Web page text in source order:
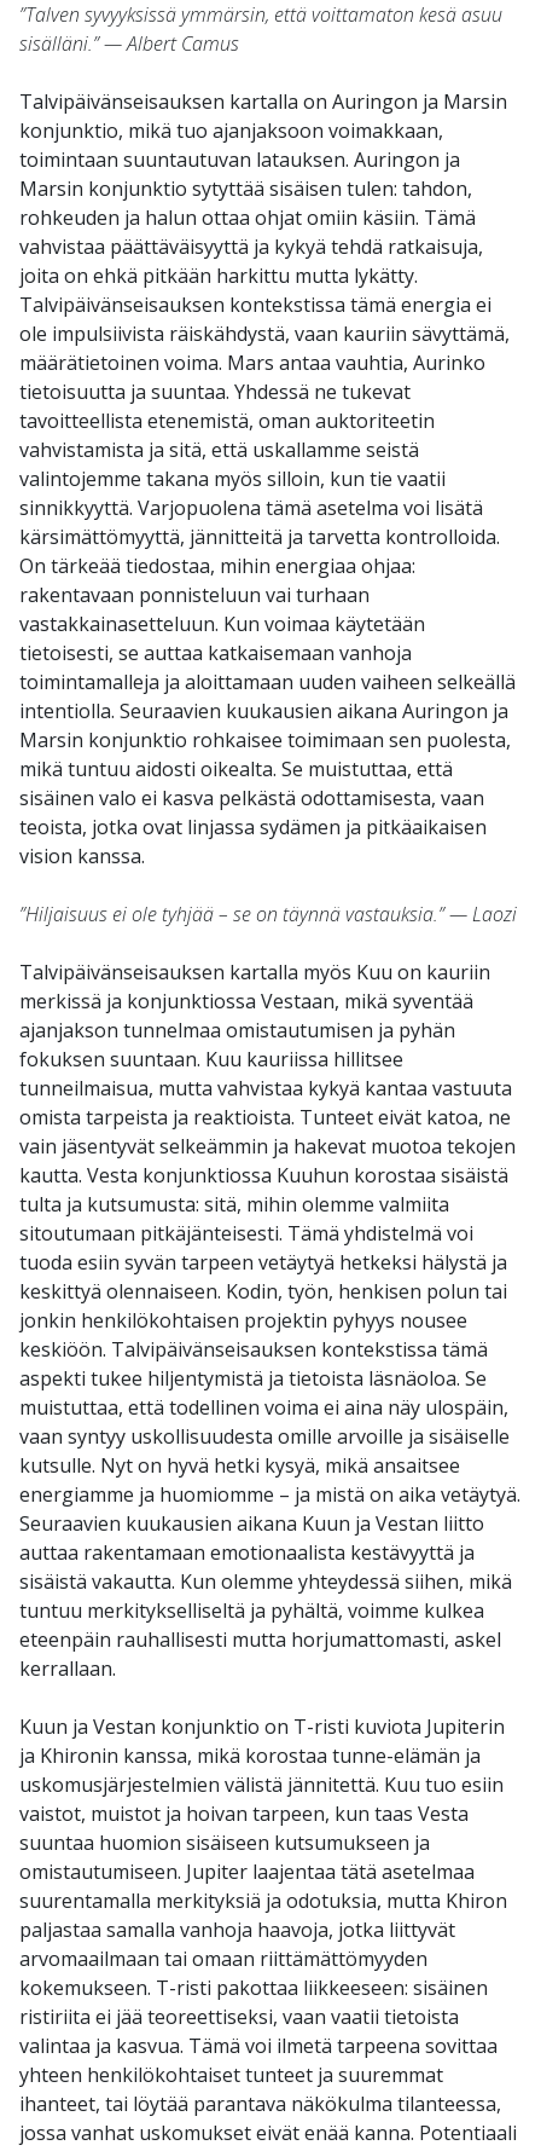
”Talven syvyyksissä ymmärsin, että voittamaton kesä asuu
sisälläni.” — Albert Camus
Talvipäivänseisauksen kartalla on Auringon ja Marsin
konjunktio, mikä tuo ajanjaksoon voimakkaan,
toimintaan suuntautuvan latauksen. Auringon ja
Marsin konjunktio sytyttää sisäisen tulen: tahdon,
rohkeuden ja halun ottaa ohjat omiin käsiin. Tämä
vahvistaa päättäväisyyttä ja kykyä tehdä ratkaisuja,
joita on ehkä pitkään harkittu mutta lykätty.
Talvipäivänseisauksen kontekstissa tämä energia ei
ole impulsiivista räiskähdystä, vaan kauriin sävyttämä,
määrätietoinen voima. Mars antaa vauhtia, Aurinko
tietoisuutta ja suuntaa. Yhdessä ne tukevat
tavoitteellista etenemistä, oman auktoriteetin
vahvistamista ja sitä, että uskallamme seistä
valintojemme takana myös silloin, kun tie vaatii
sinnikkyyttä. Varjopuolena tämä asetelma voi lisätä
kärsimättömyyttä, jännitteitä ja tarvetta kontrolloida.
On tärkeää tiedostaa, mihin energiaa ohjaa:
rakentavaan ponnisteluun vai turhaan
vastakkainasetteluun. Kun voimaa käytetään
tietoisesti, se auttaa katkaisemaan vanhoja
toimintamalleja ja aloittamaan uuden vaiheen selkeällä
intentiolla. Seuraavien kuukausien aikana Auringon ja
Marsin konjunktio rohkaisee toimimaan sen puolesta,
mikä tuntuu aidosti oikealta. Se muistuttaa, että
sisäinen valo ei kasva pelkästä odottamisesta, vaan
teoista, jotka ovat linjassa sydämen ja pitkäaikaisen
vision kanssa.
”Hiljaisuus ei ole tyhjää – se on täynnä vastauksia.” — Laozi
Talvipäivänseisauksen kartalla myös Kuu on kauriin
merkissä ja konjunktiossa Vestaan, mikä syventää
ajanjakson tunnelmaa omistautumisen ja pyhän
fokuksen suuntaan. Kuu kauriissa hillitsee
tunneilmaisua, mutta vahvistaa kykyä kantaa vastuuta
omista tarpeista ja reaktioista. Tunteet eivät katoa, ne
vain jäsentyvät selkeämmin ja hakevat muotoa tekojen
kautta. Vesta konjunktiossa Kuuhun korostaa sisäistä
tulta ja kutsumusta: sitä, mihin olemme valmiita
sitoutumaan pitkäjänteisesti. Tämä yhdistelmä voi
tuoda esiin syvän tarpeen vetäytyä hetkeksi hälystä ja
keskittyä olennaiseen. Kodin, työn, henkisen polun tai
jonkin henkilökohtaisen projektin pyhyys nousee
keskiöön. Talvipäivänseisauksen kontekstissa tämä
aspekti tukee hiljentymistä ja tietoista läsnäoloa. Se
muistuttaa, että todellinen voima ei aina näy ulospäin,
vaan syntyy uskollisuudesta omille arvoille ja sisäiselle
kutsulle. Nyt on hyvä hetki kysyä, mikä ansaitsee
energiamme ja huomiomme – ja mistä on aika vetäytyä.
Seuraavien kuukausien aikana Kuun ja Vestan liitto
auttaa rakentamaan emotionaalista kestävyyttä ja
sisäistä vakautta. Kun olemme yhteydessä siihen, mikä
tuntuu merkitykselliseltä ja pyhältä, voimme kulkea
eteenpäin rauhallisesti mutta horjumattomasti, askel
kerrallaan.
Kuun ja Vestan konjunktio on T-risti kuviota Jupiterin
ja Khironin kanssa, mikä korostaa tunne-elämän ja
uskomusjärjestelmien välistä jännitettä. Kuu tuo esiin
vaistot, muistot ja hoivan tarpeen, kun taas Vesta
suuntaa huomion sisäiseen kutsumukseen ja
omistautumiseen. Jupiter laajentaa tätä asetelmaa
suurentamalla merkityksiä ja odotuksia, mutta Khiron
paljastaa samalla vanhoja haavoja, jotka liittyvät
arvomaailmaan tai omaan riittämättömyyden
kokemukseen. T-risti pakottaa liikkeeseen: sisäinen
ristiriita ei jää teoreettiseksi, vaan vaatii tietoista
valintaa ja kasvua. Tämä voi ilmetä tarpeena sovittaa
yhteen henkilökohtaiset tunteet ja suuremmat
ihanteet, tai löytää parantava näkökulma tilanteessa,
jossa vanhat uskomukset eivät enää kanna. Potentiaali